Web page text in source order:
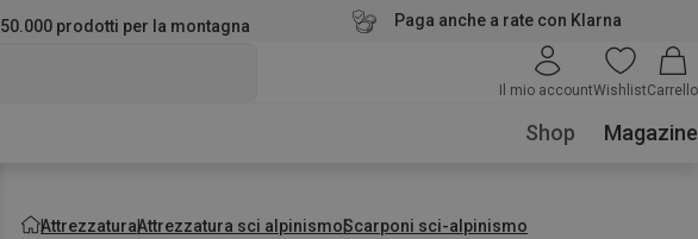
50.000 prodotti per la montagna Paga anche a rate con Klarna
Il mio accountWishlistCarrello
Shop Magazine
AttrezzaturaAttrezzatura sci alpinismoScarponi sci-alpinismo